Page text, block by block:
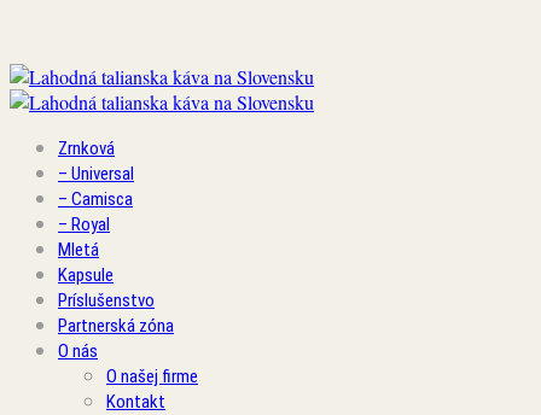
Zrnková
– Universal
– Camisca
– Royal
Mletá
Kapsule
Príslušenstvo
Partnerská zóna
O nás
O našej firme
Kontakt